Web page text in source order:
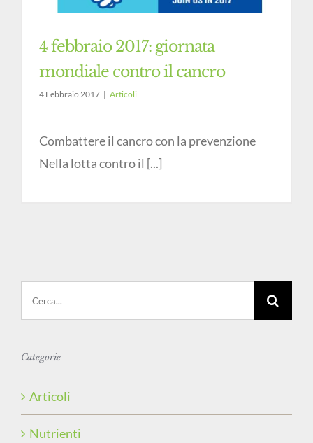
4 febbraio 2017: giornata
mondiale contro il cancro
4 Febbraio 2017 | Articoli
Combattere il cancro con la prevenzione
Nella lotta contro il [...]
Categorie
Articoli
Nutrienti